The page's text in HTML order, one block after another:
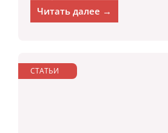
Читать далее →
СТАТЬИ